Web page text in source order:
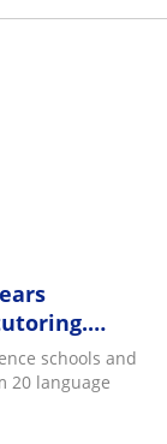
schools and
20 language